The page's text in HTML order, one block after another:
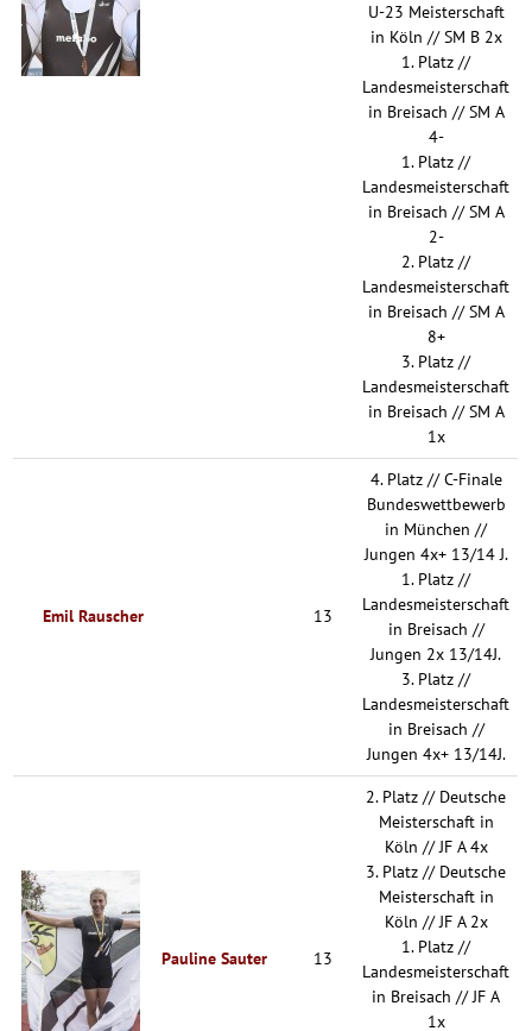
U-23 Meisterschaft
in Köln // SM B 2x
1. Platz //
Landesmeisterschaft
in Breisach // SM A
4-
1. Platz //
Landesmeisterschaft
in Breisach // SM A
2-
2. Platz //
Landesmeisterschaft
in Breisach // SM A
8+
3. Platz //
Landesmeisterschaft
in Breisach // SM A
1x
Emil Rauscher 13
4. Platz // C-Finale
Bundeswettbewerb
in München //
Jungen 4x+ 13/14 J.
1. Platz //
Landesmeisterschaft
in Breisach //
Jungen 2x 13/14J.
3. Platz //
Landesmeisterschaft
in Breisach //
Jungen 4x+ 13/14J.
Pauline Sauter 13
2. Platz // Deutsche
Meisterschaft in
Köln // JF A 4x
3. Platz // Deutsche
Meisterschaft in
Köln // JF A 2x
1. Platz //
Landesmeisterschaft
in Breisach // JF A
1x